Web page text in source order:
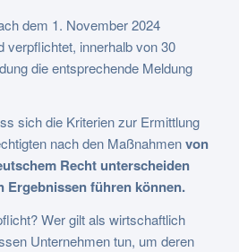
dem 1. November 2024
verpflichtet, innerhalb von 30
die entsprechende Meldung
sich die Kriterien zur Ermittlung
nach den Maßnahmenvon
Recht unterscheiden
Ergebnissen führen können.
Wer gilt als wirtschaftlich
Unternehmen tun, um deren